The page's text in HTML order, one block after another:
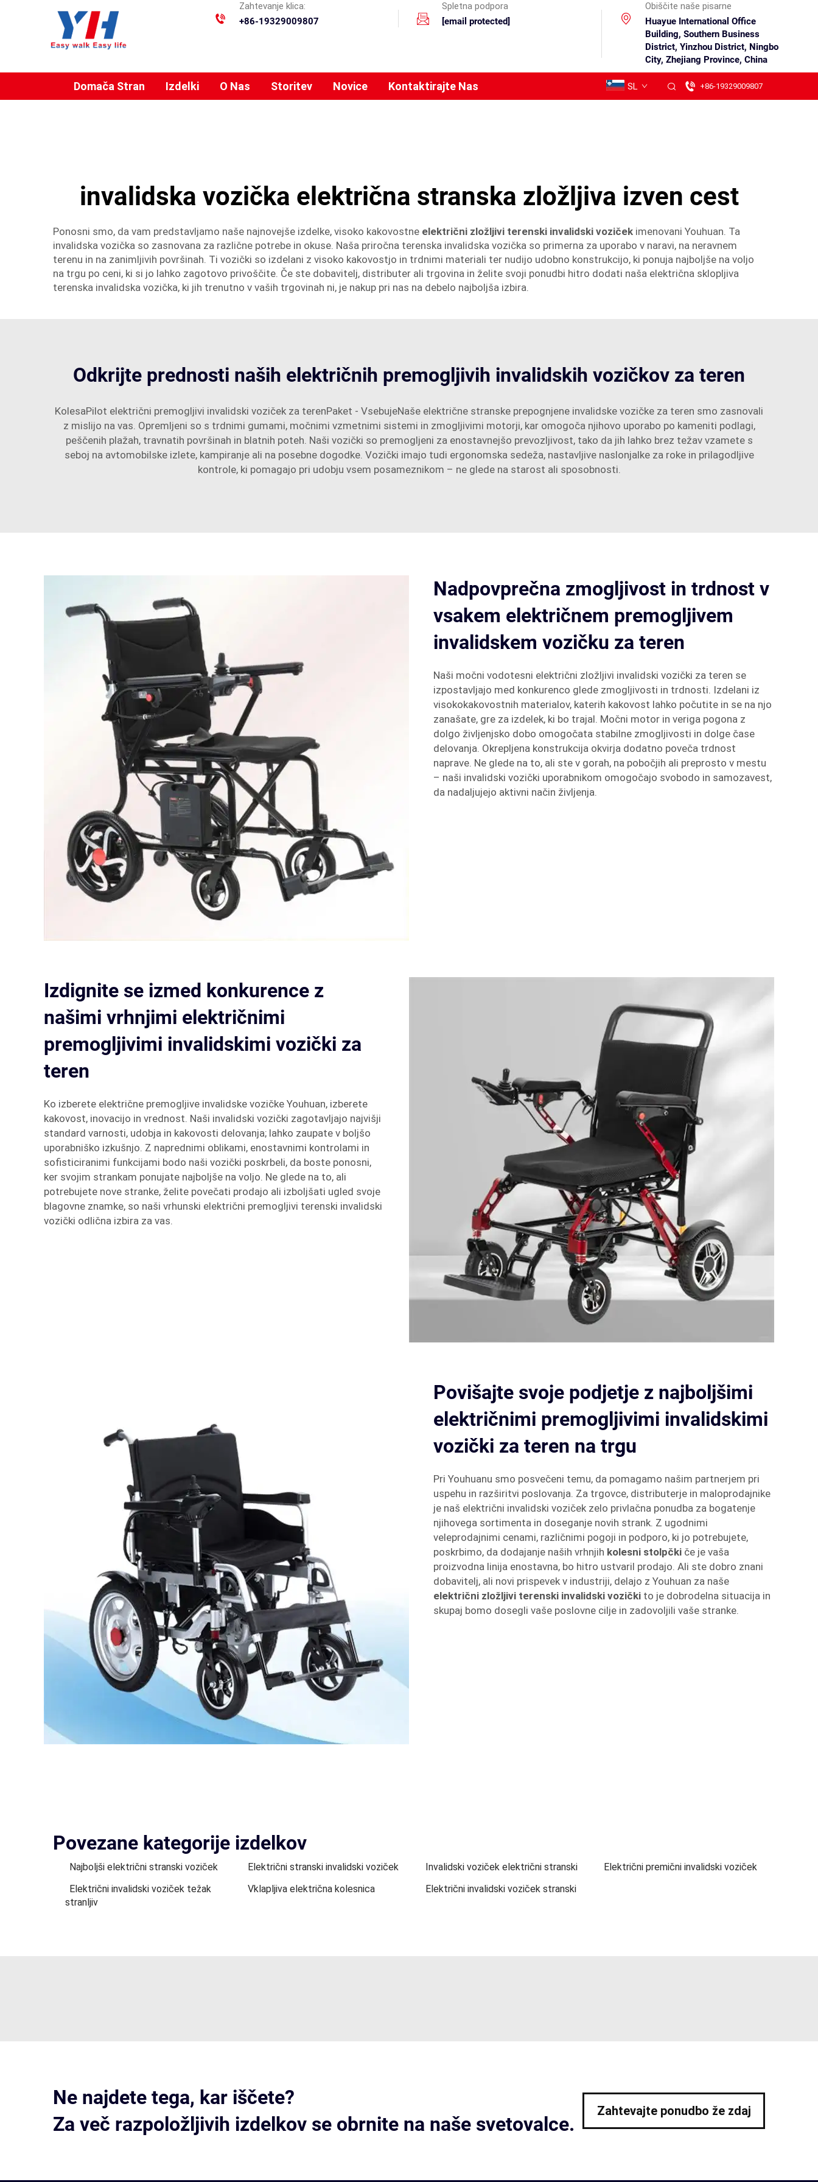
Zahtevanje klica:
+86-19329009807
Spletna podpora
[email protected]
Obiščite naše pisarne
Huayue International Office
Building, Southern Business
District, Yinzhou District, Ningbo
City, Zhejiang Province, China
Domača Stran Izdelki O Nas Storitev Novice Kontaktirajte Nas SL +86-19329009807
invalidska vozička električna stranska zložljiva izven cest
Ponosni smo, da vam predstavljamo naše najnovejše izdelke, visoko kakovostne električni zložljivi terenski invalidski voziček imenovani Youhuan. Ta
invalidska vozička so zasnovana za različne potrebe in okuse. Naša priročna terenska invalidska vozička so primerna za uporabo v naravi, na neravnem
terenu in na zanimljivih površinah. Ti vozički so izdelani z visoko kakovostjo in trdnimi materiali ter nudijo udobno konstrukcijo, ki ponuja najboljše na voljo
na trgu po ceni, ki si jo lahko zagotovo privoščite. Če ste dobavitelj, distributer ali trgovina in želite svoji ponudbi hitro dodati naša električna sklopljiva
terenska invalidska vozička, ki jih trenutno v vaših trgovinah ni, je nakup pri nas na debelo najboljša izbira.
Odkrijte prednosti naših električnih premogljivih invalidskih vozičkov za teren
KolesaPilot električni premogljivi invalidski voziček za terenPaket - VsebujeNaše električne stranske prepognjene invalidske vozičke za teren smo zasnovali
z mislijo na vas. Opremljeni so s trdnimi gumami, močnimi vzmetnimi sistemi in zmogljivimi motorji, kar omogoča njihovo uporabo po kameniti podlagi,
peščenih plažah, travnatih površinah in blatnih poteh. Naši vozički so premogljeni za enostavnejšo prevozljivost, tako da jih lahko brez težav vzamete s
seboj na avtomobilske izlete, kampiranje ali na posebne dogodke. Vozički imajo tudi ergonomska sedeža, nastavljive naslonjalke za roke in prilagodljive
kontrole, ki pomagajo pri udobju vsem posameznikom – ne glede na starost ali sposobnosti.
Nadpovprečna zmogljivost in trdnost v
vsakem električnem premogljivem
invalidskem vozičku za teren
Naši močni vodotesni električni zložljivi invalidski vozički za teren se
izpostavljajo med konkurenco glede zmogljivosti in trdnosti. Izdelani iz
visokokakovostnih materialov, katerih kakovost lahko počutite in se na njo
zanašate, gre za izdelek, ki bo trajal. Močni motor in veriga pogona z
dolgo življenjsko dobo omogočata stabilne zmogljivosti in dolge čase
delovanja. Okrepljena konstrukcija okvirja dodatno poveča trdnost
naprave. Ne glede na to, ali ste v gorah, na pobočjih ali preprosto v mestu
– naši invalidski vozički uporabnikom omogočajo svobodo in samozavest,
da nadaljujejo aktivni način življenja.
Izdignite se izmed konkurence z
našimi vrhnjimi električnimi
premogljivimi invalidskimi vozički za
teren
Ko izberete električne premogljive invalidske vozičke Youhuan, izberete
kakovost, inovacijo in vrednost. Naši invalidski vozički zagotavljajo najvišji
standard varnosti, udobja in kakovosti delovanja; lahko zaupate v boljšo
uporabniško izkušnjo. Z naprednimi oblikami, enostavnimi kontrolami in
sofisticiranimi funkcijami bodo naši vozički poskrbeli, da boste ponosni,
ker svojim strankam ponujate najboljše na voljo. Ne glede na to, ali
potrebujete nove stranke, želite povečati prodajo ali izboljšati ugled svoje
blagovne znamke, so naši vrhunski električni premogljivi terenski invalidski
vozički odlična izbira za vas.
Povišajte svoje podjetje z najboljšimi
električnimi premogljivimi invalidskimi
vozički za teren na trgu
Pri Youhuanu smo posvečeni temu, da pomagamo našim partnerjem pri
uspehu in razširitvi poslovanja. Za trgovce, distributerje in maloprodajnike
je naš električni invalidski voziček zelo privlačna ponudba za bogatenje
njihovega sortimenta in doseganje novih strank. Z ugodnimi
veleprodajnimi cenami, različnimi pogoji in podporo, ki jo potrebujete,
poskrbimo, da dodajanje naših vrhnjih kolesni stolpčki če je vaša
proizvodna linija enostavna, bo hitro ustvaril prodajo. Ali ste dobro znani
dobavitelj, ali novi prispevek v industriji, delajo z Youhuan za naše
električni zložljivi terenski invalidski vozički to je dobrodelna situacija in
skupaj bomo dosegli vaše poslovne cilje in zadovoljili vaše stranke.
Povezane kategorije izdelkov
Najboljši električni stranski voziček Električni stranski invalidski voziček Invalidski voziček električni stranski
Električni premični invalidski voziček
Električni invalidski voziček težak
stranljiv
Vklapljiva električna kolesnica Električni invalidski voziček stranski
Ne najdete tega, kar iščete?
Za več razpoložljivih izdelkov se obrnite na naše svetovalce.
Zahtevajte ponudbo že zdaj